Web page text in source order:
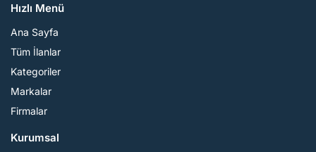
Hızlı Menü
Ana Sayfa
Tüm İlanlar
Kategoriler
Markalar
Firmalar
Kurumsal